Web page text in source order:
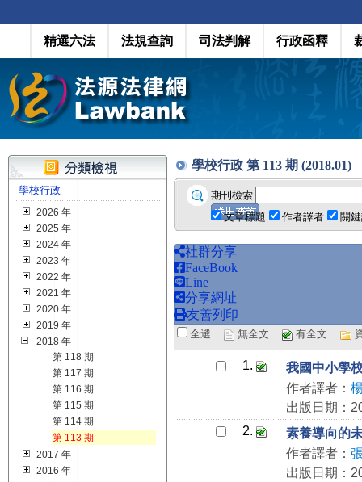
精選六法 法規查詢 司法判解 行政函釋
學校行政
2026 年
2025 年
2024 年
2023 年
2022 年
2021 年
2020 年
2019 年
2018 年
第 118 期
第 117 期
第 116 期
第 115 期
第 114 期
第 113 期
2017 年
2016 年
學校行政 第 113 期 (2018.01)
期刊檢索
文章標題
作者譯者 關
社群分享
FaceBook
Line
分享網址
友善列印
全選 無全文 有全文
1.
我國中小學
作者譯者：
出版日期：
2.
素養導向的
作者譯者：
出版日期：